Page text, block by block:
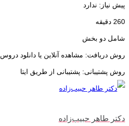
پیش نیاز: ندارد
260 دقیقه
شامل دو بخش
روش دریافت: مشاهده آنلاین یا دانلود دروس
روش پشتیبانی: پشتیبانی از طریق ایتا
دکتر طاهر حبیب‌‌زاده